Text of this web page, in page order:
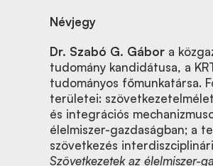
Névjegy
Dr. Szabó G. Gábor a
tudomány kandidátusa, a
tudományos főmunkatársa.
területei:
és integrációs
élelmiszer-gazdaságban; a
szövetkezés
Szövetkezetek az élelmiszer-